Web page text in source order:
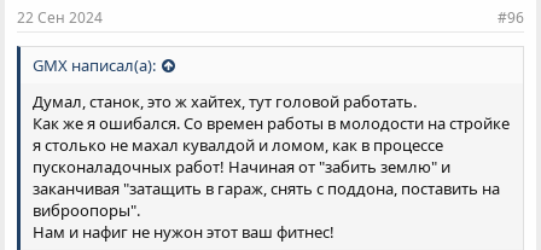
:
22 Сен 2024 #96
GMX написал(а):
Думал, станок, это ж хайтех, тут головой работать.
Как же я ошибался. Со времен работы в молодости на стройке
я столько не махал кувалдой и ломом, как в процессе
пусконаладочных работ! Начиная от "забить землю" и
заканчивая "затащить в гараж, снять с поддона, поставить на
виброопоры".
Нам и нафиг не нужон этот ваш фитнес!